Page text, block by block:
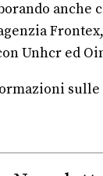
anche
Unhcr ed
sulle